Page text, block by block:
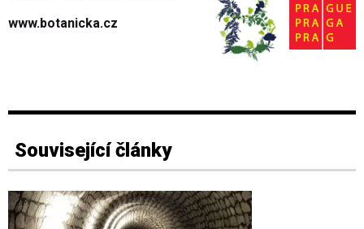
www.botanicka.cz
Související články